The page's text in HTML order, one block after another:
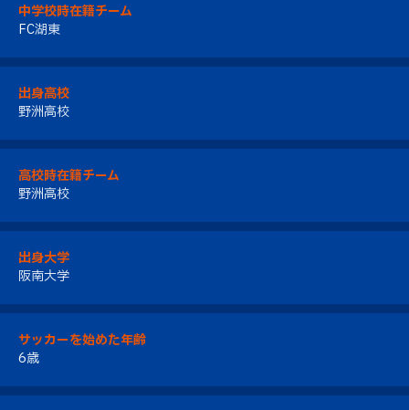
中学校時在籍チーム
FC湖東
出身高校
野洲高校
高校時在籍チーム
野洲高校
出身大学
阪南大学
サッカーを始めた年齢
6歳